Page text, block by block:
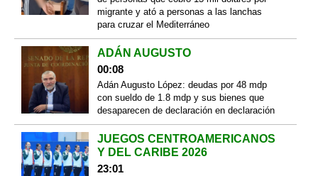
migrante y ató a personas a las lanchas
para cruzar el Mediterráneo
ADÁN AUGUSTO
00:08
Adán Augusto López: deudas por 48 mdp
con sueldo de 1.8 mdp y sus bienes que
desaparecen de declaración en declaración
JUEGOS CENTROAMERICANOS
Y DEL CARIBE 2026
23:01